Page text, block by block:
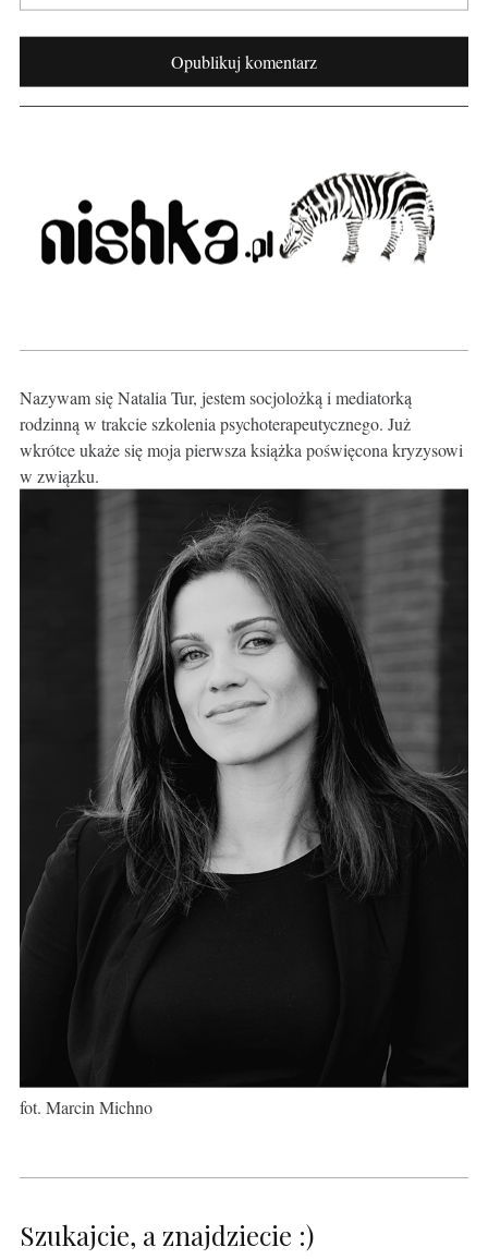
Nazywam się Natalia Tur, jestem socjolożką i mediatorką
rodzinną w trakcie szkolenia psychoterapeutycznego. Już
wkrótce ukaże się moja pierwsza książka poświęcona kryzysowi
w związku.
fot. Marcin Michno
Szukajcie, a znajdziecie :)